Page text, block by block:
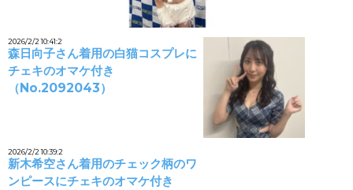
2026/2/2 10:41:2
森日向子さん着用の白猫コスプレに
チェキのオマケ付き
（No.2092043）
2026/2/2 10:39:2
新木希空さん着用のチェック柄のワ
ンピースにチェキのオマケ付き